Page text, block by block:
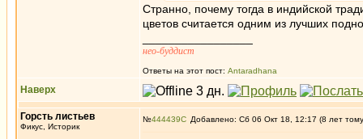
Странно, почему тогда в индийской
цветов считается одним из лучших
нео-буддист
Ответы на этот пост: Antaradhana
Наверх
Горсть листьев
Фикус, Историк
№444439 Добавлено: Сб 06 Окт 18, 12:17 (8 лет